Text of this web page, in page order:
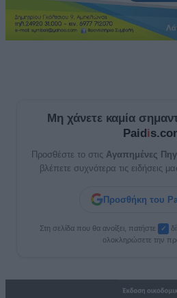
Μη χάνετε καμία
Paidi
Προσθέστε το στις Αγαπημένες
βλέπετε συχνότερα τις ειδήσεις
Προσθήκη του
Στη σελίδα που θα ανοίξει, πατήστε ✓
ολοκληρώσετε την